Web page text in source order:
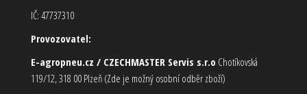
IČ: 47737310
Provozovatel:
E-agropneu.cz / CZECHMASTER Servis s.r.o Chotíkovská
119/12, 318 00 Plzeň (Zde je možný osobní odběr zboží)